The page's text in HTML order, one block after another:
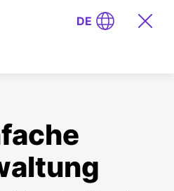
DE